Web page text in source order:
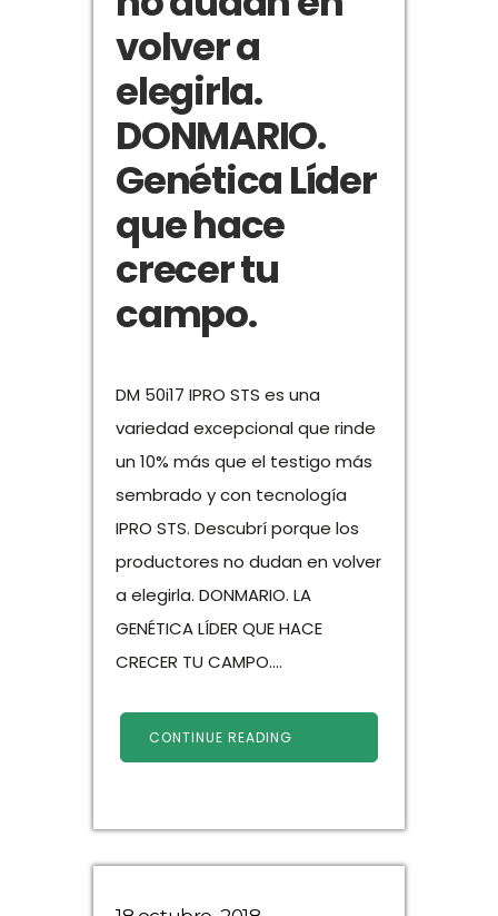
volver a
elegirla.
DONMARIO.
Genética Líder
que hace
crecer tu
campo.
DM 50i17 IPRO STS es una
variedad excepcional que rinde
un 10% más que el testigo más
sembrado y con tecnología
IPRO STS. Descubrí porque los
productores no dudan en volver
a elegirla. DONMARIO. LA
GENÉTICA LÍDER QUE HACE
CRECER TU CAMPO....
CONTINUE READING